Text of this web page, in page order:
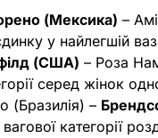
(Мексика) –
у найлегшій
(США) – Роза
серед жінок
(Бразилія) –
категорії